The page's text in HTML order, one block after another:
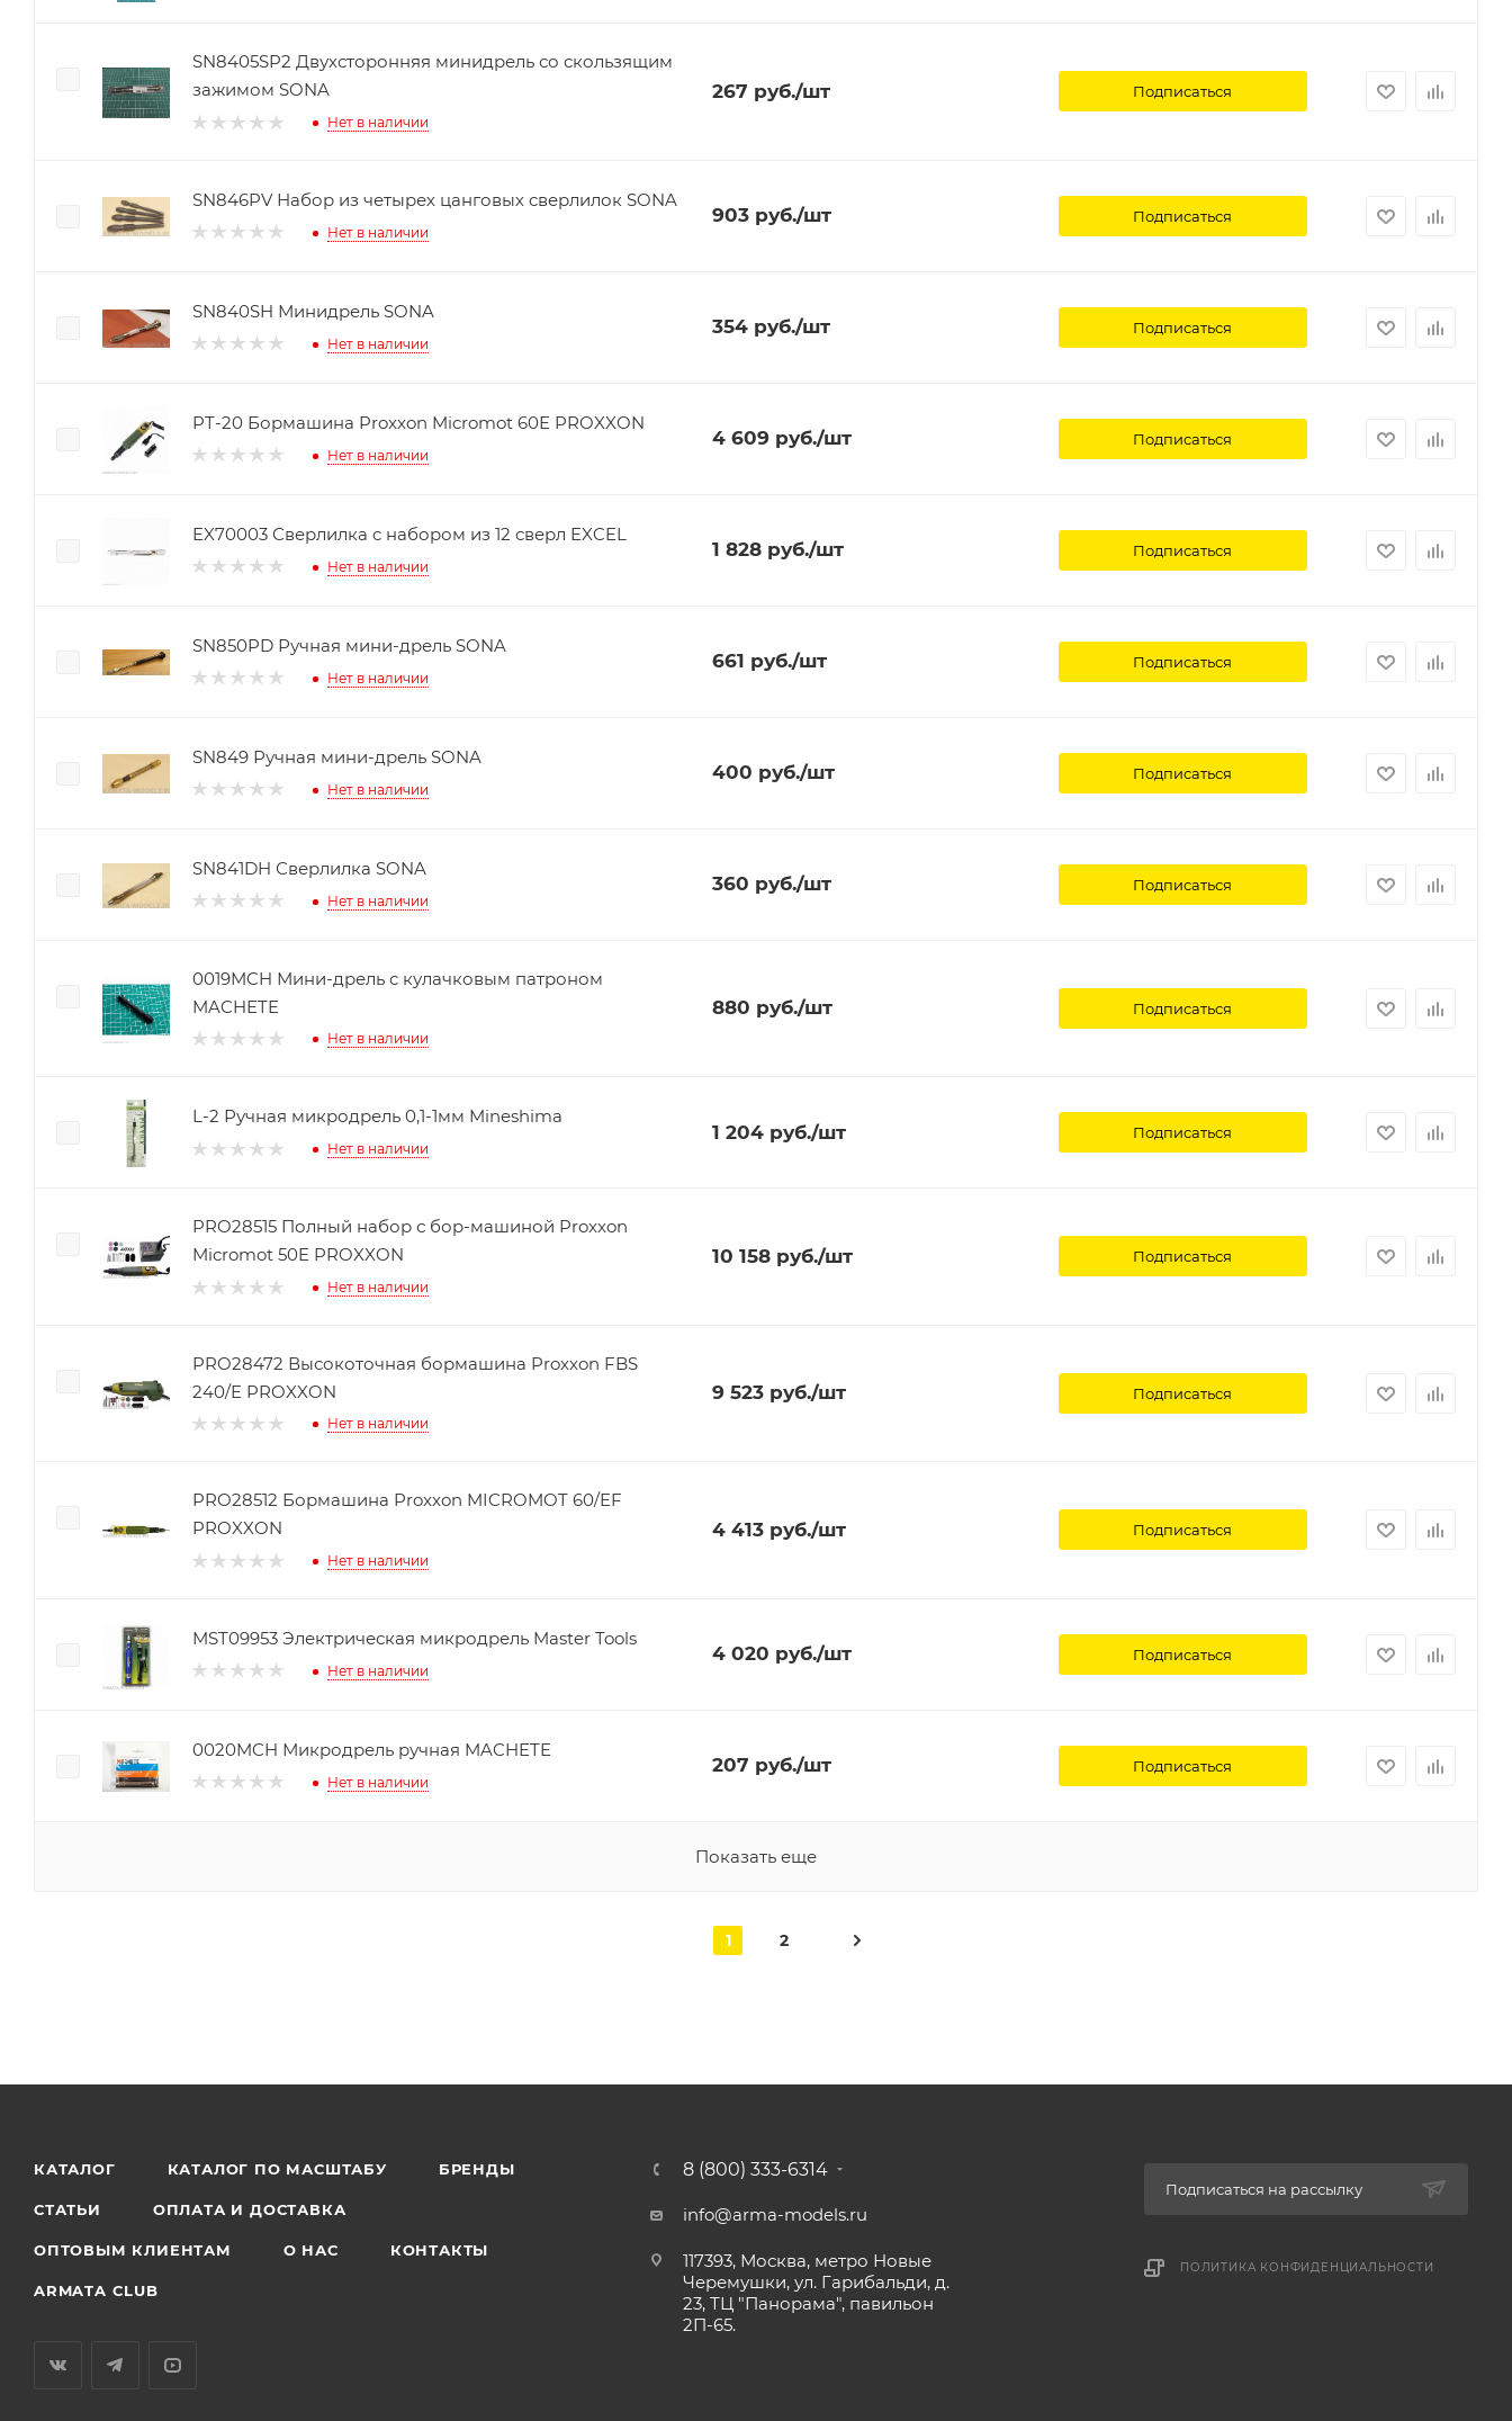
SN8405SP2 Двухсторонняя минидрель со скользящим
зажимом SONA
Нет в наличии
267 руб./шт Подписаться
SN846PV Набор из четырех цанговых сверлилок SONA
Нет в наличии
903руб./шт Подписаться
SN840SH Минидрель SONA
Нет в наличии
354руб./шт Подписаться
PT-20 Бормашина Proxxon Micromot 60E PROXXON
Нет в наличии
4 609руб./шт Подписаться
EX70003 Сверлилка с набором из 12 сверл EXCEL
Нет в наличии
1 828руб./шт Подписаться
SN850PD Ручная мини-дрель SONA
Нет в наличии
661 руб./шт Подписаться
SN849 Ручная мини-дрель SONA
Нет в наличии
400 руб./шт Подписаться
SN841DH Сверлилка SONA
Нет в наличии
360 руб./шт Подписаться
0019MCH Мини-дрель с кулачковым патроном
MACHETE
Нет в наличии
880 руб./шт Подписаться
L-2 Ручная микродрель 0,1-1мм Mineshima
Нет в наличии
1 204руб./шт Подписаться
PRO28515 Полный набор с бор-машиной Proxxon
Micromot 50E PROXXON
Нет в наличии
10 158руб./шт Подписаться
PRO28472 Высокоточная бормашина Proxxon FBS
240/E PROXXON
Нет в наличии
9 523руб./шт Подписаться
PRO28512 Бормашина Proxxon MICROMOT 60/EF
PROXXON
Нет в наличии
4 413руб./шт Подписаться
MST09953 Электрическая микродрель Master Tools
Нет в наличии
4 020 руб./шт Подписаться
0020MCH Микродрель ручная MACHETE
Нет в наличии
207 руб./шт Подписаться
Показать еще
1 2
КАТАЛОГ КАТАЛОГ ПО МАСШТАБУ БРЕНДЫ
СТАТЬИ ОПЛАТА И ДОСТАВКА
ОПТОВЫМ КЛИЕНТАМ О НАС КОНТАКТЫ
ARMATA CLUB
8 (800) 333-6314
info@arma-models.ru
117393, Москва, метро Новые
Черемушки, ул. Гарибальди, д.
23, ТЦ "Панорама", павильон
2П-65.
Подписаться на рассылку
ПОЛИТИКА КОНФИДЕНЦИАЛЬНОСТИ